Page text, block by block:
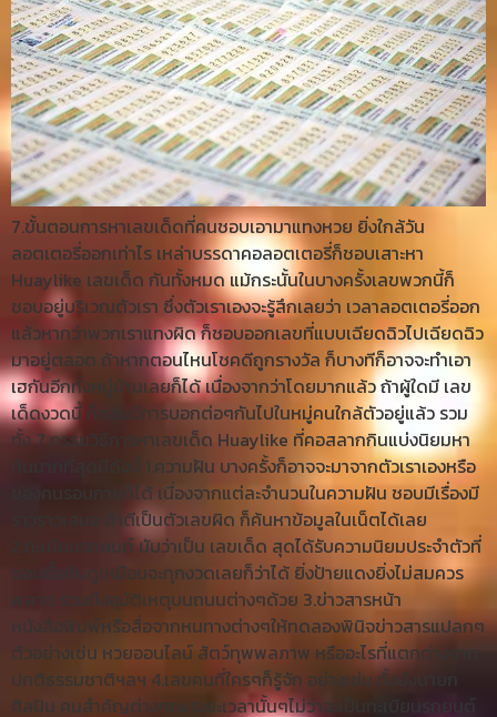
7.ขั้นตอนการหาเลขเด็ดที่คนชอบเอามาแทงหวย ยิ่งใกล้วัน
ลอตเตอรี่ออกเท่าไร เหล่าบรรดาคอลอตเตอรี่ก็ชอบเสาะหา
Huaylike เลขเด็ด กันทั้งหมด แม้กระนั้นในบางครั้งเลขพวกนี้ก็
ชอบอยู่บริเวณตัวเรา ซึ่งตัวเราเองจะรู้สึกเลยว่า เวลาลอตเตอรี่ออก
แล้วหากว่าพวกเราแทงผิด ก็ชอบออกเลขที่แบบเฉียดฉิวไปเฉียดฉิว
มาอยู่ตลอด ถ้าหากตอนไหนโชคดีถูกรางวัล ก็บางทีก็อาจจะทำเอา
เฮกันอีกทั้งหมู่บ้านเลยก็ได้ เนื่องจากว่าโดยมากแล้ว ถ้าผู้ใดมี เลข
เด็ดงวดนี้ ก็ชอบมีการบอกต่อๆกันไปในหมู่คนใกล้ตัวอยู่แล้ว รวม
ทั้ง 7 กรรมวิธีการหาเลขเด็ด Huaylike ที่คอสลากกินแบ่งนิยมหา
กันมากที่สุดมีดังนี้ 1.ความฝัน บางครั้งก็อาจจะมาจากตัวเราเองหรือ
ของคนรอบกายก็ได้ เนื่องจากแต่ละจำนวนในความฝัน ชอบมีเรื่องมี
ราวราวเสมอ ถ้าตีเป็นตัวเลขผิด ก็ค้นหาข้อมูลในเน็ตได้เลย
2.ทะเบียนรถยนต์ นับว่าเป็น เลขเด็ด สุดได้รับความนิยมประจำตัวที่
ชอบซื้อกันดูเหมือนจะทุกงวดเลยก็ว่าได้ ยิ่งป้ายแดงยิ่งไม่สมควร
พลาด รวมถึงอุบัติเหตุบนถนนต่างๆด้วย 3.ข่าวสารหน้า
หนังสือพิมพ์หรือสื่อจากหนทางต่างๆให้ทดลองพินิจข่าวสารแปลกๆ
ตัวอย่างเช่น หวยออนไลน์ สัตว์ทุพพลภาพ หรืออะไรที่แตกต่างจาก
ปกติธรรมชาติฯลฯ 4.เลขคนที่ใครๆก็รู้จัก อย่างเช่น ทั้งยังนายก
ศิลปิน คนสำคัญต่างๆณ ระยะเวลานั้นๆไม่ว่าจะเป็นทะเบียนรถยนต์